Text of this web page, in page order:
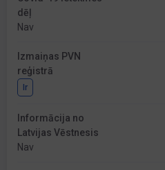
dēļ
Nav
Izmaiņas PVN
reģistrā
Ir
Informācija no
Latvijas Vēstnesis
Nav